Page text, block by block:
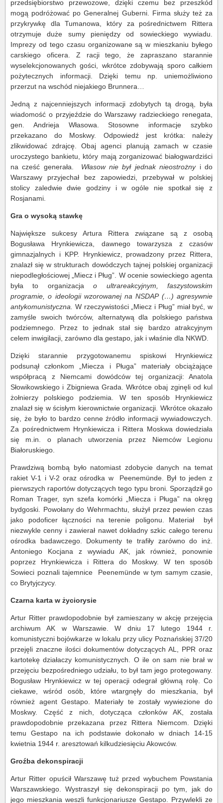
przedsiębiorstwo przewozowe, dzięki czemu bez przeszkód
mogą podróżować po Generalnej Guberni. Firma służy też za
przykrywkę dla Tumanowa, który za pośrednictwem Rittera
otrzymuje duże sumy pieniędzy od sowieckiego wywiadu.
Imprezy od tego czasu organizowane są w mieszkaniu byłego
carskiego oficera. Z racji tego, że zapraszano starannie
wyselekcjonowanych gości, wkrótce zdobywają sporo całkiem
pożytecznych informacji. Dzięki temu np. uniemożliwiono
przerzut na wschód niejakiego Brunnera…
Jedną z najcenniejszych informacji zdobytych tą drogą, była
wiadomość o przyjeździe do Warszawy radzieckiego renegata,
gen. Andrieja Własowa. Stosowne informacje szybko
przekazano do Moskwy. Odpowiedź jest krótka: należy
zlikwidować zdrajcę. Obaj agenci planują zamach w czasie
uroczystego bankietu, który mają zorganizować białogwardziści
na cześć generała. Własow nie był jednak nieostrożnyi do
Warszawy przyjechał bez zapowiedzi, przebywał w polskiej
stolicy zaledwie dwie godziny i w ogóle nie spotkał się z
Rosjanami.
Gra o wysoką stawkę
Największe sukcesy Artura Rittera związane są z osobą
Bogusława Hrynkiewicza, dawnego towarzysza z czasów
gimnazjalnych i KPP. Hrynkiewicz, prowadzony przez Rittera,
znalazł się w strukturach dowódczych tajnej polskiej organizacji
niepodległościowej „Miecz i Pług”. W ocenie sowieckiego agenta
była to organizacjao ultrareakcyjnym, faszystowskim
programie, o ideologii wzorowanej na NSDAP (…) agresywnie
antykomunistyczna. W rzeczywistości „Miecz i Pług” miał być, w
zamyśle swoich twórców, alternatywą dla polskiego państwa
podziemnego. Przez to jednak stał się bardzo atrakcyjnym
celem inwigilacji, zarówno dla gestapo, jak i właśnie dla NKWD.
Dzięki starannie przygotowanemu spiskowi Hrynkiewicz
podsunął członkom „Miecza i Pługa” materiały obciążające
współpracą z Niemcami dowódców tej organizacji: Anatola
Słowikowskiego i Zbigniewa Grada. Wkrótce obaj zginęli od kul
żołnierzy polskiego podziemia. W ten sposób Hrynkiewicz
znalazł się w ścisłym kierownictwie organizacji. Wkrótce okazało
się, że było to bardzo cenne źródło informacji wywiadowczych.
Za pośrednictwem Hrynkiewicza i Rittera Moskwa dowiedziała
się m.in. o planach utworzenia przez Niemców Legionu
Białoruskiego.
Prawdziwą bombą było natomiast zdobycie danych na temat
rakiet V-1 i V-2 oraz ośrodka w Peenemünde. Był to jeden z
pierwszych raportów dotyczących tego typu broni. Sporządził go
Roman Trager, syn szefa komórki „Miecza i Pługa” na okręg
bydgoski. Powołany do Wehrmachtu, służył przez pewien czas
jako podoficer łączności na terenie poligonu. Materiał był
niezwykle cenny i zawierał nawet dokładny szkic całego terenu
ośrodka badawczego. Dokumenty te trafiły zarówno do inż.
Antoniego Kocjana z wywiadu AK, jak również, ponownie
poprzez Hrynkiewicza i Rittera do Moskwy. W ten sposób
Sowieci poznali tajemnice Peenemünde w tym samym czasie,
co Brytyjczycy.
Czarna karta w życiorysie
Artur Ritter prawdopodobnie był zamieszany w akcję przejęcia
archiwum AK w Warszawie. W dniu 17 lutego 1944 r.
komunistyczni bojówkarze w lokalu przy ulicy Poznańskiej 37/20
przejęli znaczne ilości dokumentów dotyczących AL, PPR oraz
kartotekę działaczy komunistycznych. O ile on sam nie brał w
przejęciu bezpośredniego udziału, to był tam jego protegowany.
Bogusław Hrynkiewicz w tej operacji odegrał główną rolę. Co
ciekawe, wśród osób, które wtargnęły do mieszkania, był
również agent Gestapo. Materiały te zostały wywiezione do
Moskwy. Część z nich, dotycząca członków AK, została
prawdopodobnie przekazana przez Rittera Niemcom. Dzięki
temu Gestapo na ich podstawie dokonało w dniach 14-15
kwietnia 1944 r. aresztowań kilkudziesięciu Akowców.
Groźba dekonspiracji
Artur Ritter opuścił Warszawę tuż przed wybuchem Powstania
Warszawskiego. Wystraszył się dekonspiracji po tym, jak do
jego mieszkania weszli funkcjonariusze Gestapo. Przywlekli ze